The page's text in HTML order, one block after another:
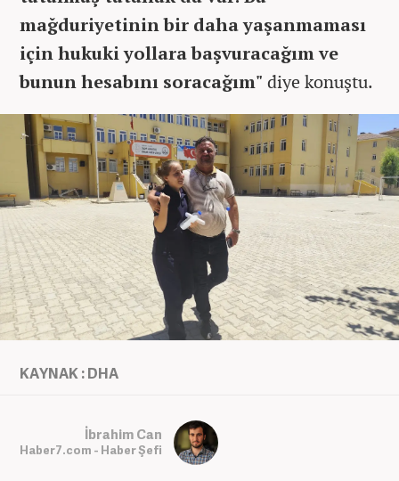
mağduriyetinin bir daha yaşanmaması
için hukuki yollara başvuracağım ve
bunun hesabını soracağım" diye konuştu.
KAYNAK : DHA
İbrahim Can
Haber7.com - Haber Şefi